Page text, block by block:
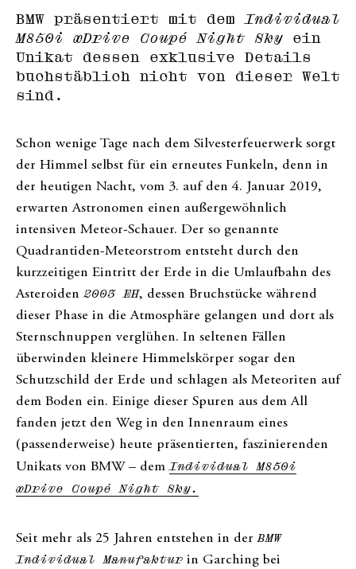
BMW präsentiert mit demIndividual
M850i xDrive Coupé Night Sky ein
Unikat dessen exklusive Details
buchstäblich nicht von dieser Welt
sind.
Schon wenige Tage nach dem Silvesterfeuerwerk sorgt
der Himmel selbst für ein erneutes Funkeln, denn in
der heutigen Nacht, vom 3. auf den 4. Januar 2019,
erwarten Astronomen einen außergewöhnlich
intensiven Meteor-Schauer. Der so genannte
Quadrantiden-Meteorstrom entsteht durch den
kurzzeitigen Eintritt der Erde in die Umlaufbahn des
Asteroiden 2003 EH, dessen Bruchstücke während
dieser Phase in die Atmosphäre gelangen und dort als
Sternschnuppen verglühen. In seltenen Fällen
überwinden kleinere Himmelskörper sogar den
Schutzschild der Erde und schlagen als Meteoriten auf
dem Boden ein. Einige dieser Spuren aus dem All
fanden jetzt den Weg in den Innenraum eines
(passenderweise) heute präsentierten, faszinierenden
Unikats von BMW – demIndividual M850i
xDrive CoupéNight Sky.
Seit mehr als 25 Jahren entstehen in derBMW
Individual Manufaktur in Garching bei